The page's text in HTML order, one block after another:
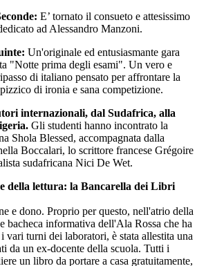
E’ tornato il consueto e attesissimo
ad Alessandro Manzoni.
Un'originale ed entusiasmante gara
"Notte prima degli esami". Un vero e
di italiano pensato per affrontare la
di ironia e sana competizione.
internazionali, dal Sudafrica, alla
Gli studenti hanno incontrato la
Shola Blessed, accompagnata dalla
Boccalari, lo scrittore francese Grégoire
sudafricana Nici De Wet.
della lettura: la Bancarella dei Libri
e dono. Proprio per questo, nell'atrio della
bacheca informativa dell'Ala Rossa che ha
vari turni dei laboratori, è stata allestita una
da un ex-docente della scuola. Tutti i
un libro da portare a casa gratuitamente,